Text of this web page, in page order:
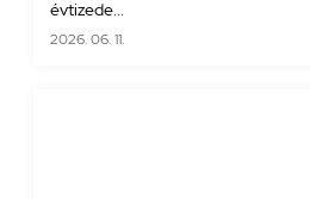
évtizede...
2026. 06. 11.